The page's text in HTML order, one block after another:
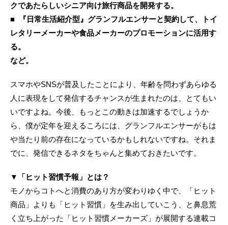
クであたらしいシニア向け旅行商品を開発する。
■ 『日常生活紹介型』グランフルエンサーと契約して、トイ
レタリーメーカーや食品メーカーのプロモーションに活用す
る。
など。
スマホやSNSが普及したことにより、年齢を問わずあらゆる
人に表現をして発信するチャンスが生まれたのは、とてもい
いですよね。今後、もっとこの動きは加速するでしょうか
ら、僕が定年を迎えるころには、グランフルエンサーがもは
や当たり前の存在になっているかもしれないですね。それま
でに、発信できるネタをちゃんと集めておきたいです。
▼「ヒット習慣予報」とは？
モノからコトへと消費のあり方が変わりゆく中で、「ヒット
商品」よりも「ヒット習慣」を生み出していこう、と鼻息荒
く立ち上がった「ヒット習慣メーカーズ」が展開する連載コ